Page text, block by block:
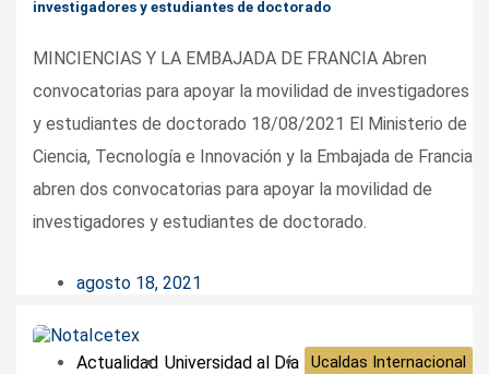
investigadores y estudiantes de doctorado
MINCIENCIAS Y LA EMBAJADA DE FRANCIA Abren
convocatorias para apoyar la movilidad de investigadores
y estudiantes de doctorado 18/08/2021 El Ministerio de
Ciencia, Tecnología e Innovación y la Embajada de Francia
abren dos convocatorias para apoyar la movilidad de
investigadores y estudiantes de doctorado.
agosto 18, 2021
Actualidad Universidad al Día Ucaldas Internacional